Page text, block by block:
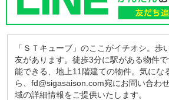
「ＳＴキューブ」のここがイチオシ。歩
友があります。徒歩3分に駅がある物件
能できる、地上11階建ての物件。気にな
ら、fd@sigasaison.com宛にお問い合わ
域の詳細情報をご提供いたします。